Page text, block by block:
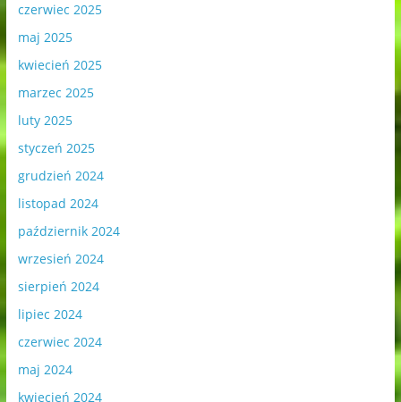
czerwiec 2025
maj 2025
kwiecień 2025
marzec 2025
luty 2025
styczeń 2025
grudzień 2024
listopad 2024
październik 2024
wrzesień 2024
sierpień 2024
lipiec 2024
czerwiec 2024
maj 2024
kwiecień 2024